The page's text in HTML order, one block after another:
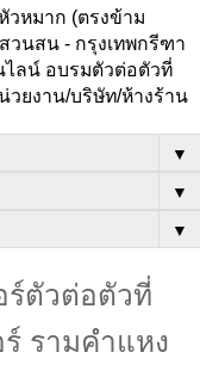
วหมาก (ตรงข้าม
วนสน - กรุงเทพกรีฑา
ไลน์ อบรมตัวต่อตัวที่
วยงาน/บริษัท/ห้างร้าน
▼
▼
▼
ร์ตัวต่อตัวที่
รามคำแหง